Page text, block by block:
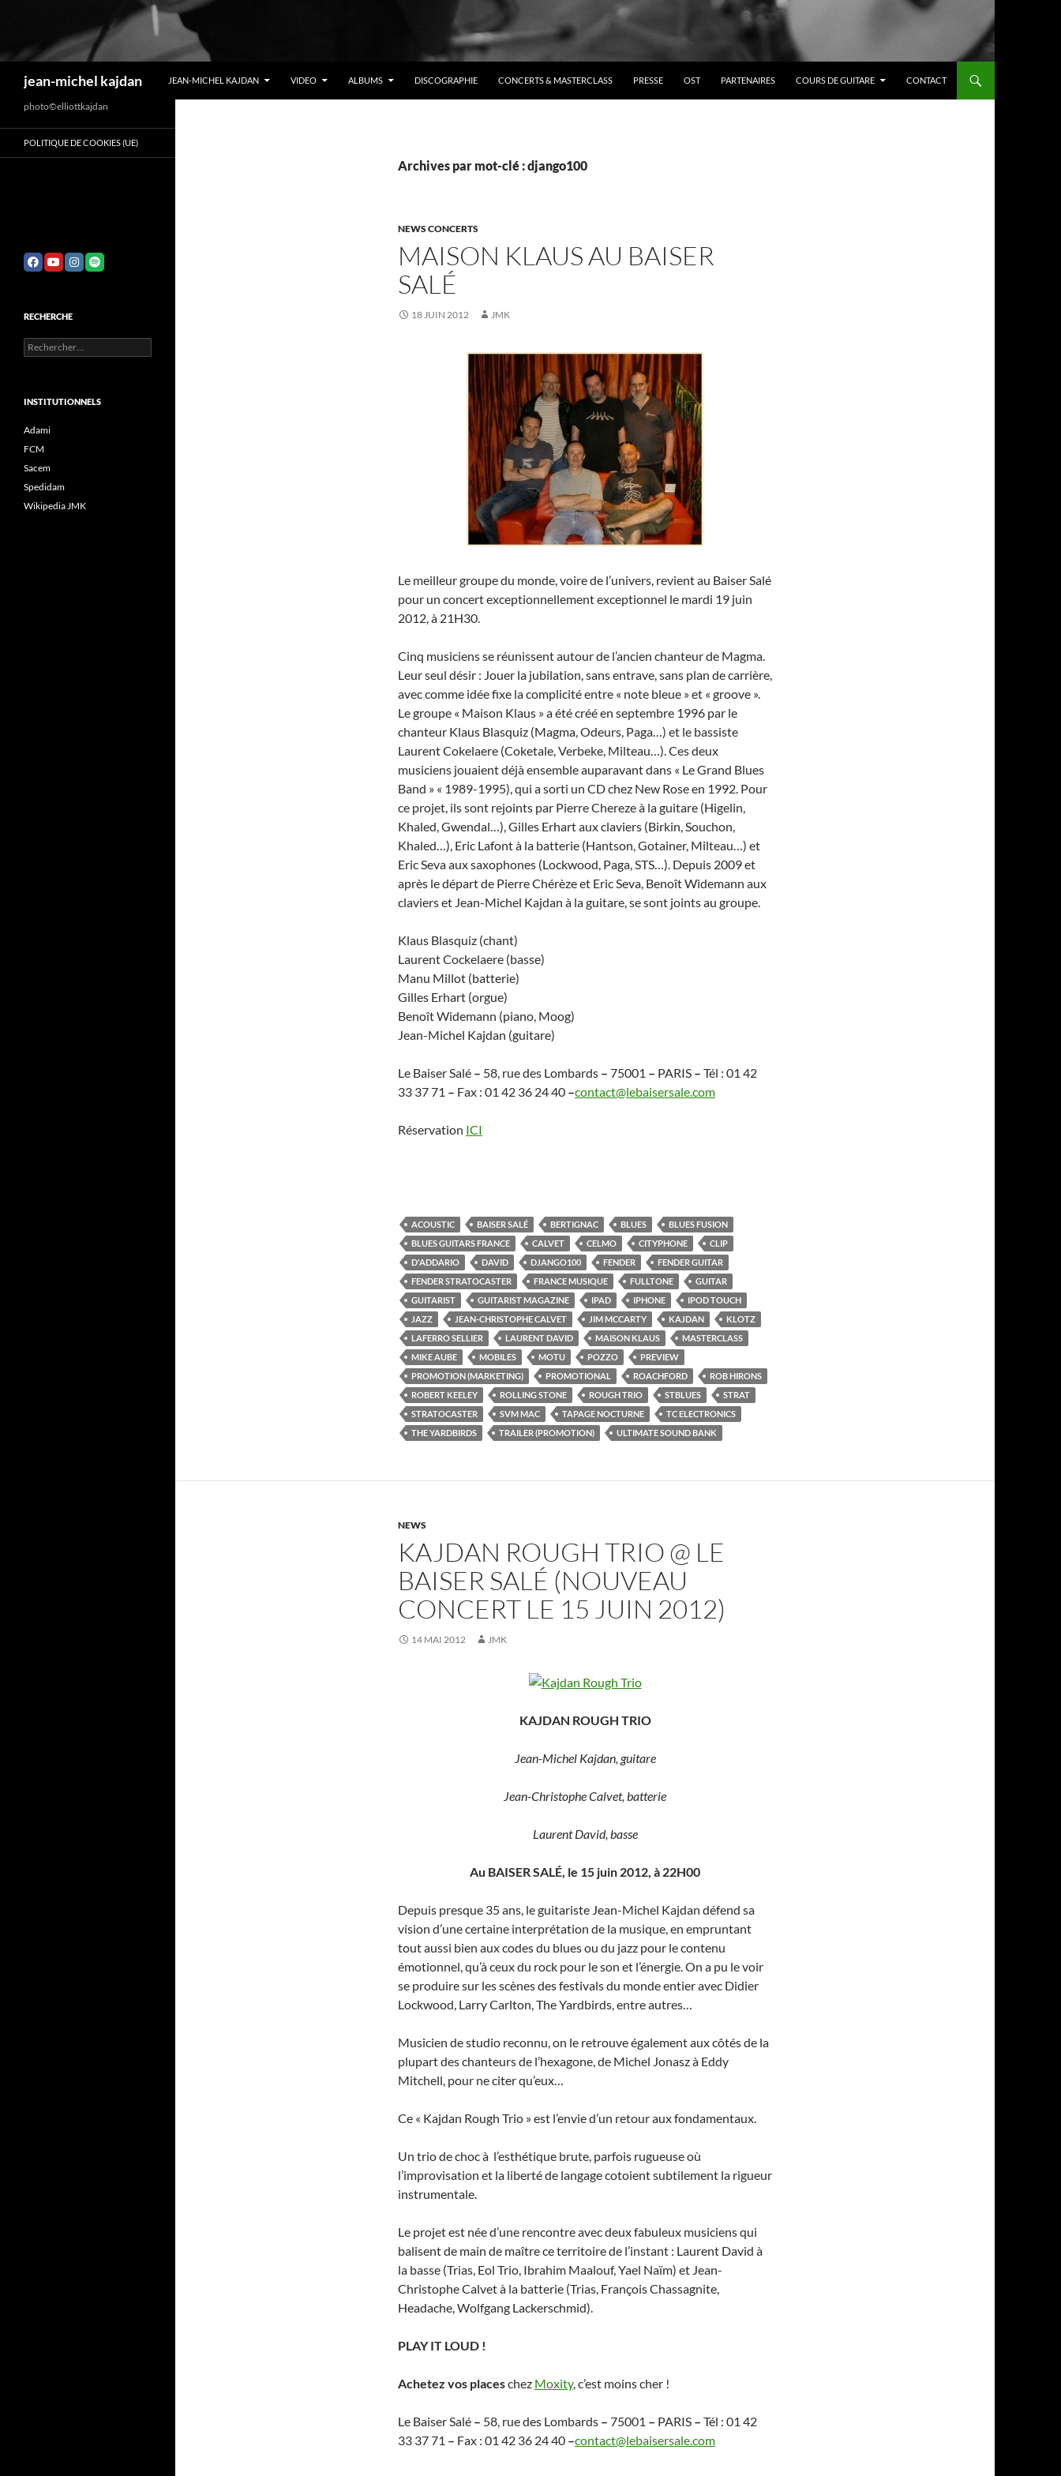
jean-michel kajdan JEAN-MICHEL KAJDAN VIDEO ALBUMS DISCOGRAPHIE CONCERTS & MASTERCLASS PRESSE OST PARTENAIRES COURS DE GUITARE CONTACT
Archives par mot-clé : django100
NEWS CONCERTS
MAISON KLAUS AU BAISER
SALÉ
18 JUIN 2012 JMK
Le meilleur groupe du monde, voire de l’univers, revient au Baiser Salé
pour un concert exceptionnellement exceptionnel le mardi 19 juin
2012, à 21H30.
Cinq musiciens se réunissent autour de l’ancien chanteur de Magma.
Leur seul désir : Jouer la jubilation, sans entrave, sans plan de carrière,
avec comme idée fixe la complicité entre « note bleue » et « groove ».
Le groupe « Maison Klaus » a été créé en septembre 1996 par le
chanteur Klaus Blasquiz (Magma, Odeurs, Paga…) et le bassiste
Laurent Cokelaere (Coketale, Verbeke, Milteau…). Ces deux
musiciens jouaient déjà ensemble auparavant dans « Le Grand Blues
Band » « 1989-1995), qui a sorti un CD chez New Rose en 1992. Pour
ce projet, ils sont rejoints par Pierre Chereze à la guitare (Higelin,
Khaled, Gwendal…), Gilles Erhart aux claviers (Birkin, Souchon,
Khaled…), Eric Lafont à la batterie (Hantson, Gotainer, Milteau…) et
Eric Seva aux saxophones (Lockwood, Paga, STS…). Depuis 2009 et
après le départ de Pierre Chérèze et Eric Seva, Benoît Widemann aux
claviers et Jean-Michel Kajdan à la guitare, se sont joints au groupe.
Klaus Blasquiz (chant)
Laurent Cockelaere (basse)
Manu Millot (batterie)
Gilles Erhart (orgue)
Benoît Widemann (piano, Moog)
Jean-Michel Kajdan (guitare)
Le Baiser Salé – 58, rue des Lombards – 75001 – PARIS – Tél : 01 42
33 37 71 – Fax : 01 42 36 24 40 –contact@lebaisersale.com
Réservation ICI
ACOUSTIC BAISER SALÉ BERTIGNAC BLUES
BLUES FUSION
BLUES GUITARS FRANCE
CALVET CELMO CITYPHONE
CLIP
D'ADDARIO
DAVID DJANGO100 FENDER
FENDER GUITAR
FENDER STRATOCASTER
FRANCE MUSIQUE FULLTONE
GUITAR
GUITARIST
GUITARIST MAGAZINE IPAD IPHONE
IPOD TOUCH
JAZZ
JEAN-CHRISTOPHE CALVET JIM MCCARTY KAJDAN
KLOTZ
LAFERRO SELLIER
LAURENT DAVID MAISON KLAUS
MASTERCLASS
MIKE AUBE
MOBILES MOTU POZZO
PREVIEW
PROMOTION (MARKETING)
PROMOTIONAL ROACHFORD
ROB HIRONS
ROBERT KEELEY
ROLLING STONE ROUGH TRIO STBLUES
STRAT
STRATOCASTER
SVM MAC TAPAGE NOCTURNE
TC ELECTRONICS
THE YARDBIRDS
TRAILER (PROMOTION) ULTIMATE SOUND BANK
NEWS
KAJDAN ROUGH TRIO @ LE
BAISER SALÉ (NOUVEAU
CONCERT LE 15 JUIN 2012)
14 MAI 2012 JMK
KAJDAN ROUGH TRIO
Jean-Michel Kajdan, guitare
Jean-Christophe Calvet, batterie
Laurent David, basse
Au BAISER SALÉ, le 15 juin 2012, à 22H00
Depuis presque 35 ans, le guitariste Jean-Michel Kajdan défend sa
vision d’une certaine interprétation de la musique, en empruntant
tout aussi bien aux codes du blues ou du jazz pour le contenu
émotionnel, qu’à ceux du rock pour le son et l’énergie. On a pu le voir
se produire sur les scènes des festivals du monde entier avec Didier
Lockwood, Larry Carlton, The Yardbirds, entre autres…
Musicien de studio reconnu, on le retrouve également aux côtés de la
plupart des chanteurs de l’hexagone, de Michel Jonasz à Eddy
Mitchell, pour ne citer qu’eux…
Ce « Kajdan Rough Trio » est l’envie d’un retour aux fondamentaux.
Un trio de choc à l’esthétique brute, parfois rugueuse où
l’improvisation et la liberté de langage cotoient subtilement la rigueur
instrumentale.
Le projet est née d’une rencontre avec deux fabuleux musiciens qui
balisent de main de maître ce territoire de l’instant : Laurent David à
la basse (Trias, Eol Trio, Ibrahim Maalouf, Yael Naïm) et Jean-
Christophe Calvet à la batterie (Trias, François Chassagnite,
Headache, Wolfgang Lackerschmid).
PLAY IT LOUD !
Achetez vos placeschez Moxity, c’est moins cher !
Le Baiser Salé – 58, rue des Lombards – 75001 – PARIS – Tél : 01 42
33 37 71 – Fax : 01 42 36 24 40 –contact@lebaisersale.com
photo©elliottkajdan
POLITIQUE DE COOKIES (UE)
RECHERCHE
Rechercher :
INSTITUTIONNELS
Adami
FCM
Sacem
Spedidam
Wikipedia JMK